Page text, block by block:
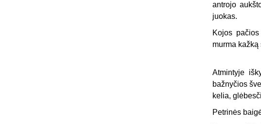
antrojo
juokas.
Kojos
murma
Atmintyje
bažnyčios
kelia,
Petrinės